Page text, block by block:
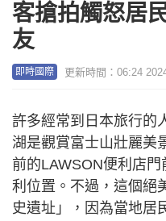
客搶拍觸怒居
友
即時國際 更新時間：06:24
許多經常到日本旅行的
湖是觀賞富士山壯麗美
前的LAWSON便利店
利位置。不過，這個絕
史遺址」，因為當地居